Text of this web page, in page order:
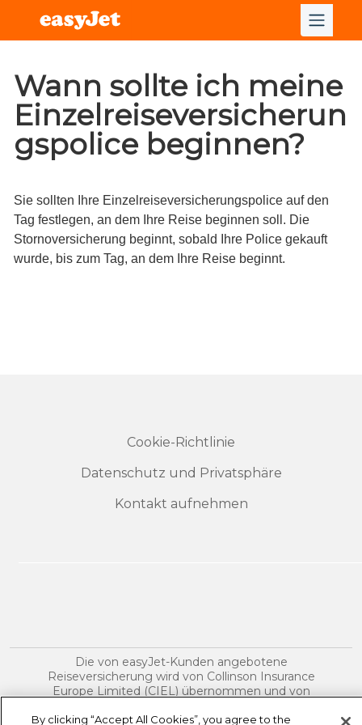
Wann sollte ich meine
Einzelreiseversicherun
gspolice beginnen?
Sie sollten Ihre Einzelreiseversicherungspolice auf den
Tag festlegen, an dem Ihre Reise beginnen soll. Die
Stornoversicherung beginnt, sobald Ihre Police gekauft
wurde, bis zum Tag, an dem Ihre Reise beginnt.
Cookie-Richtlinie
Datenschutz und Privatsphäre
Kontakt aufnehmen
Die von easyJet-Kunden angebotene
Reiseversicherung wird von Collinson Insurance
Europe Limited (CIEL) übernommen und von
ist ein eingetragener gebundener
By clicking “Accept All Cookies”, you agree to the